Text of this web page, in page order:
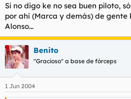
Si no digo ke no sea buen piloto,
por ahí (Marca y demás) de gente
Alonso...
Benito
"Gracioso" a base de fórceps
1 Jun 2004